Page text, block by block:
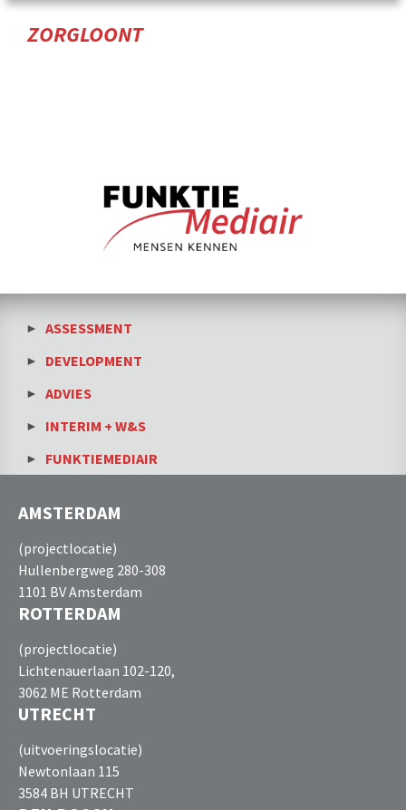
ZORGLOONT
ASSESSMENT
DEVELOPMENT
ADVIES
INTERIM + W&S
FUNKTIEMEDIAIR
AMSTERDAM
(projectlocatie)
Hullenbergweg 280-308
1101 BV Amsterdam
ROTTERDAM
(projectlocatie)
Lichtenauerlaan 102-120,
3062 ME Rotterdam
UTRECHT
(uitvoeringslocatie)
Newtonlaan 115
3584 BH UTRECHT